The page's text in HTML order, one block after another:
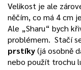
Velikost je ale
něčím, co má 4 cm
Ale „Sharu“ bych
problémem. Stačí
prstíky(já osobně
nebo použít trochu